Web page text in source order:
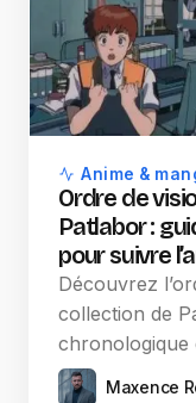
Anime &
Ordre de
Patlabor :
pour suivre
Découvrez
collection de
Maxence